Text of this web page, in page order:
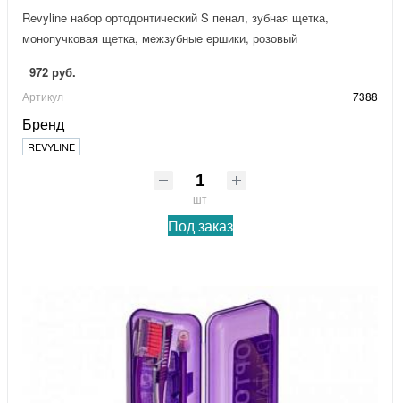
Revyline набор ортодонтический S пенал, зубная щетка,
монопучковая щетка, межзубные ершики, розовый
972 руб.
Артикул 7388
Бренд
REVYLINE
шт
Под заказ